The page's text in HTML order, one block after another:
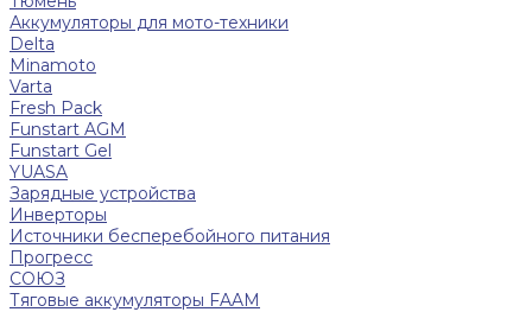
Аккумуляторы для мото-техники
Delta
Minamoto
Varta
Fresh Pack
Funstart AGM
Funstart Gel
YUASA
Зарядные устройства
Инверторы
Источники бесперебойного питания
Прогресс
СОЮЗ
Тяговые аккумуляторы FAAM